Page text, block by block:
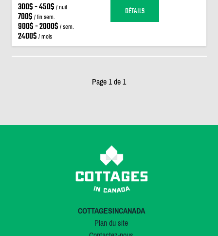
300$ - 450$ / nuit
700$ / fin sem.
900$ - 2000$ / sem.
2400$ / mois
DÉTAILS
Page 1 de 1
COTTAGESINCANADA
Plan du site